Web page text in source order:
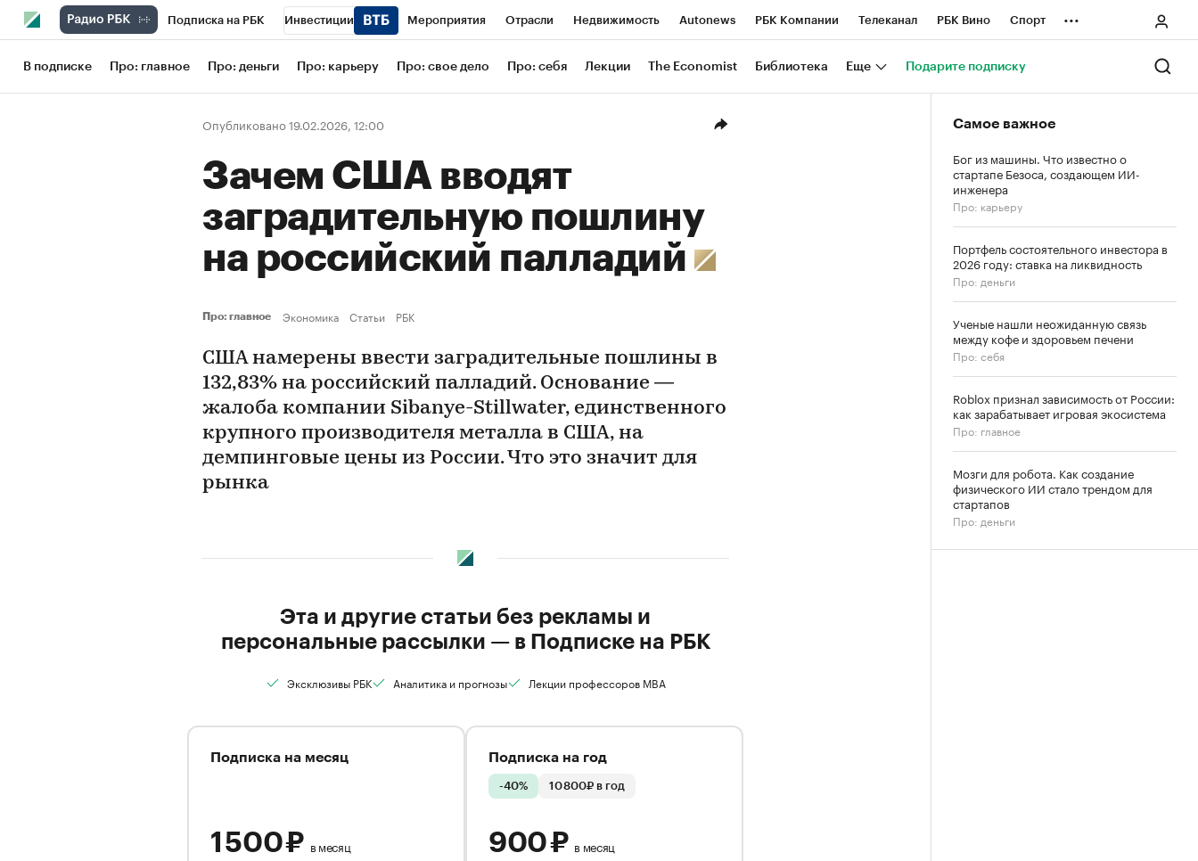
Подписка на РБК Инвестиции Мероприятия Отрасли Недвижимость Autonews РБК Компании Телеканал РБК Вино Спорт
Школа управления РБК РБК Образование РБК Life Тренды Визионеры Национальные проекты Город
Рынок наличной валюты
...
В подписке Про: главное Про: деньги Про: карьеру Про: свое дело Про: себя Лекции The Economist Библиотека Еще Подарите подписку
Опубликовано 19.02.2026, 12:00
Зачем США вводят
заградительную пошлину
на российский палладий
Про: главное Экономика Статьи РБК
США намерены ввести заградительные пошлины в
132,83% на российский палладий. Основание —
жалоба компании Sibanye-Stillwater, единственного
крупного производителя металла в США, на
демпинговые цены из России. Что это значит для
рынка
Эта и другие статьи без рекламы и
персональные рассылки — в Подписке на РБК
Эксклюзивы РБК Аналитика и прогнозы Лекции профессоров MBA
Подписка на месяц
1 500 ₽ в месяц
Подписка на год
-40% 10 800₽ в год
900 ₽ в месяц
Самое важное
Бог из машины. Что известно о
стартапе Безоса, создающем ИИ-
инженера
Про: карьеру
Портфель состоятельного инвестора в
2026 году: ставка на ликвидность
Про: деньги
Ученые нашли неожиданную связь
между кофе и здоровьем печени
Про: себя
Roblox признал зависимость от России:
как зарабатывает игровая экосистема
Про: главное
Мозги для робота. Как создание
физического ИИ стало трендом для
стартапов
Про: деньги